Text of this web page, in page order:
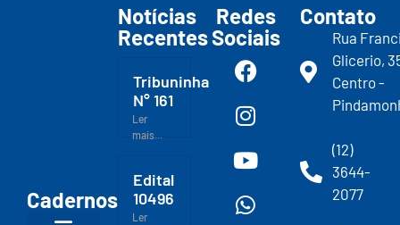
Cadernos
Notícias
Recentes
Tribuninha
N° 161
Ler
mais...
Edital
10496
Ler
Redes
Sociais
Contato
Rua
Glicerio,
Centro -
(12)
3644-
2077